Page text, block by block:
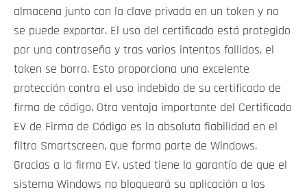
almacena junto con la clave privada en un token y no
se puede exportar. El uso del certificado está protegido
por una contraseña y tras varios intentos fallidos, el
token se borra. Esto proporciona una excelente
protección contra el uso indebido de su certificado de
firma de código. Otra ventaja importante del Certificado
EV de Firma de Código es la absoluta fiabilidad en el
filtro Smartscreen, que forma parte de Windows.
Gracias a la firma EV, usted tiene la garantía de que el
sistema Windows no bloqueará su aplicación a los